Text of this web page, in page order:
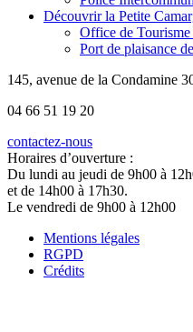
Découvrir la Petite
Office de
Port de plaisance
145, avenue de la Condamine
04 66 51 19 20
contactez-nous
Horaires d’ouverture :
Du lundi au jeudi de 9h00 à
et de 14h00 à 17h30.
Le vendredi de 9h00 à 12h00
Mentions légales
RGPD
Crédits